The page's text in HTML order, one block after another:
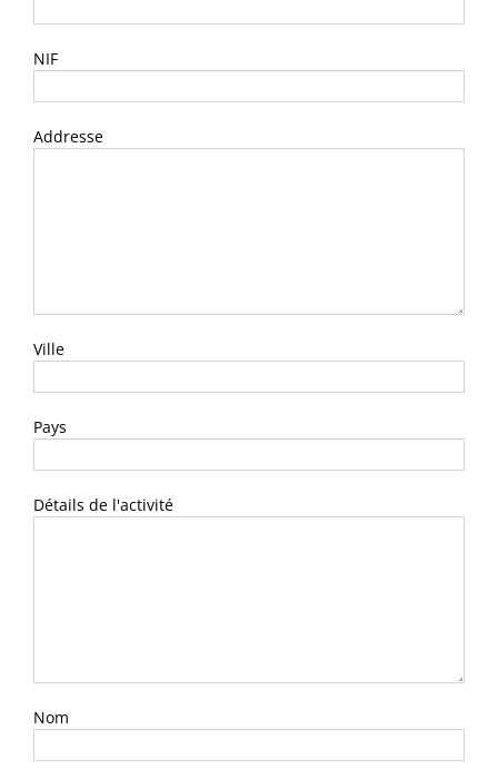
NIF
Addresse
Ville
Pays
Détails de l'activité
Nom